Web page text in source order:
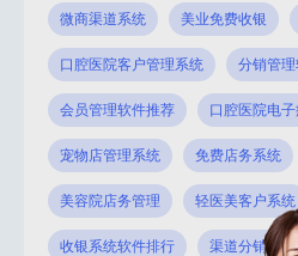
微商渠道系统 美业免费收银
口腔医院客户管理系统 分销管
会员管理软件推荐 口腔医院电
宠物店管理系统 免费店务系统
美容院店务管理 轻医美客户系统
收银系统软件排行 渠道分销管